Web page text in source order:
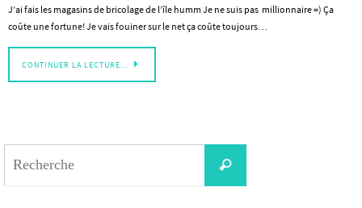
J’ai fais les magasins de bricolage de l’île humm Je ne suis pas millionnaire =) Ça
coûte une fortune! Je vais fouiner sur le net ça coûte toujours…
CONTINUER LA LECTURE…
Recherche